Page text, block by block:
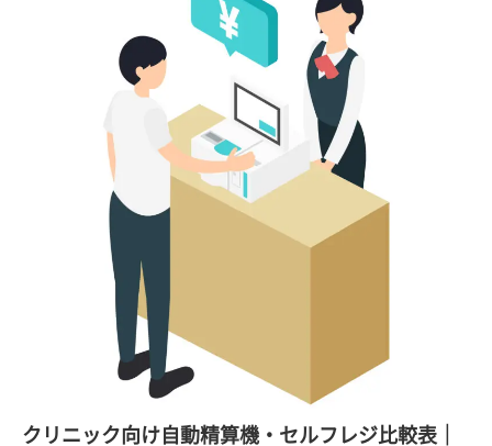
クリニック向け自動精算機・セルフレジ比較表｜